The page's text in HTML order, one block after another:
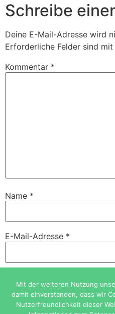
Schreibe
Deine E-Mail-Adresse wird
Erforderliche Felder sind mit
Kommentar *
Name *
E-Mail-Adresse *
Mit der weiteren Nutzung
damit einverstanden, dass wir
Nutzerfreundlichkeit dieser